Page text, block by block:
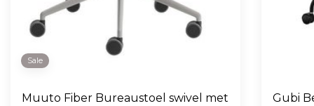
Sale
Muuto Fiber Bureaustoel swivel met
Gubi